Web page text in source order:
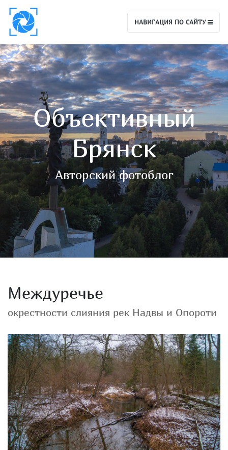
НАВИГАЦИЯ ПО САЙТУ
Объективный
Брянск
Авторский фотоблог
Междуречье
окрестности слияния рек Надвы и Опороти